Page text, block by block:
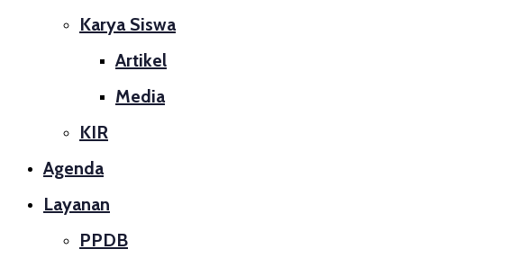
Karya Siswa
Artikel
Media
KIR
Agenda
Layanan
PPDB